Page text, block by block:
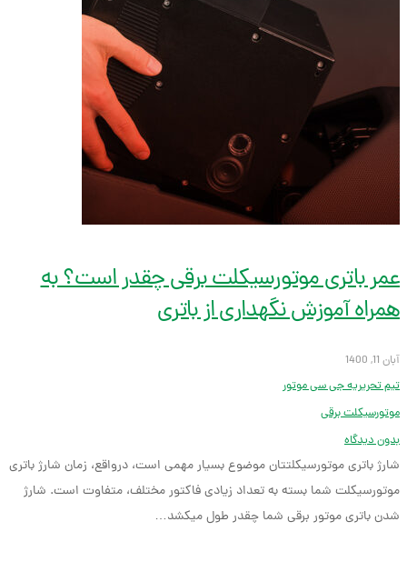
عمر باتری موتورسیکلت برقی چقدر است؟ به
همراه آموزش نگهداری از باتری
آبان 11, 1400
تیم تحریریه جی سی موتور
موتورسیکلت برقی
بدون دیدگاه
شارژ باتری موتورسیکلتتان موضوع بسیار مهمی است، درواقع، زمان شارژ باتری
موتورسیکلت شما بسته به تعداد زیادی فاکتور مختلف، متفاوت است. شارژ
شدن باتری موتور برقی شما چقدر طول می­کشد…